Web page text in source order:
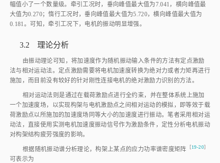
幅值小了一个数量级。牵引工况时，垂向峰值最大值为7.041，横向峰值最
大值为0.270；惰行工况时，垂向峰值最大值为5.720，横向峰值最大值为
0.181。可知，牵引工况下，电机的振动明显增强。
3.2 理论分析
由振动理论可知，将加速度作为随机振动输入条件的方法有定点激励
法与相对运动法。定点激励需要将电机加速度转换为绝对力或者力矩再进行
施加，而目前没有较好的针对刚性连接电机的绝对激励力识别的方法。
相对运动法则是通过在载荷激励点进行全约束，并在整体系统上施加
一个加速度场，以实现构架与电机激励点之间相对运动的模拟，即等效于载
荷激励点以所施加的加速度场同等大小的加速度进行振动。笔者采用相对运
动法，直接使用实测电机加速度振动信号作为激励条件，定性分析电机振动
对构架结构疲劳强度的影响。
根据随机振动谱分析理论，构架上某点的应力功率谱密度矩阵 ［19⁃20］
可表示为